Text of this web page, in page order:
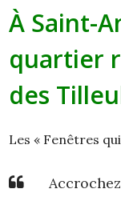
À Saint-
quartier
des
Les « Fenêtres